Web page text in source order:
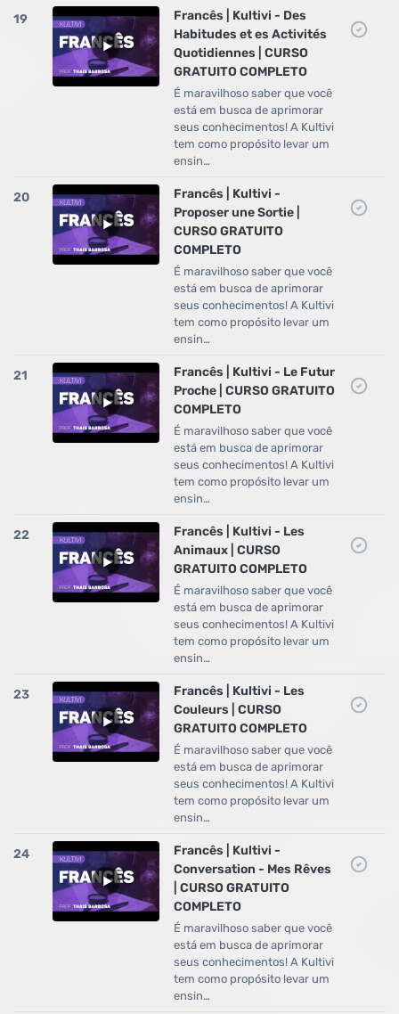
19
Francês | Kultivi - Des
Habitudes et es Activités
Quotidiennes | CURSO
GRATUITO COMPLETO
É maravilhoso saber que você
está em busca de aprimorar
seus conhecimentos! A Kultivi
tem como propósito levar um
ensin…
20
Francês | Kultivi -
Proposer une Sortie |
CURSO GRATUITO
COMPLETO
É maravilhoso saber que você
está em busca de aprimorar
seus conhecimentos! A Kultivi
tem como propósito levar um
ensin…
21
Francês | Kultivi - Le Futur
Proche | CURSO GRATUITO
COMPLETO
É maravilhoso saber que você
está em busca de aprimorar
seus conhecimentos! A Kultivi
tem como propósito levar um
ensin…
22
Francês | Kultivi - Les
Animaux | CURSO
GRATUITO COMPLETO
É maravilhoso saber que você
está em busca de aprimorar
seus conhecimentos! A Kultivi
tem como propósito levar um
ensin…
23
Francês | Kultivi - Les
Couleurs | CURSO
GRATUITO COMPLETO
É maravilhoso saber que você
está em busca de aprimorar
seus conhecimentos! A Kultivi
tem como propósito levar um
ensin…
24
Francês | Kultivi -
Conversation - Mes Rêves
| CURSO GRATUITO
COMPLETO
É maravilhoso saber que você
está em busca de aprimorar
seus conhecimentos! A Kultivi
tem como propósito levar um
ensin…